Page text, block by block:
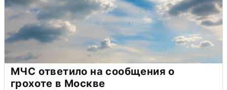
МЧС ответило на сообщения о
грохоте в Москве